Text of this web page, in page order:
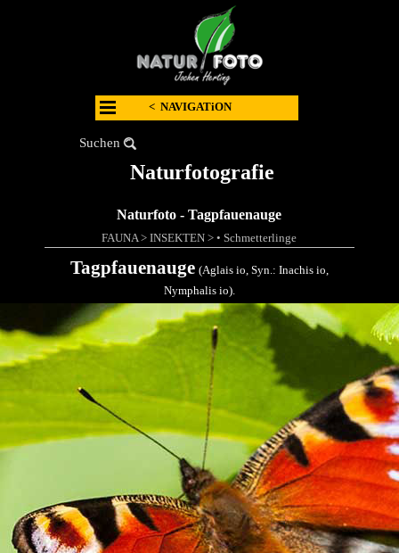
Suchen
Naturfotografie
< NAVIGATiON
Naturfoto - Tagpfauenauge
FAUNA>INSEKTEN >• Schmetterlinge
Tagpfauenauge (Aglais io, Syn.: Inachis io,
Nymphalis io).